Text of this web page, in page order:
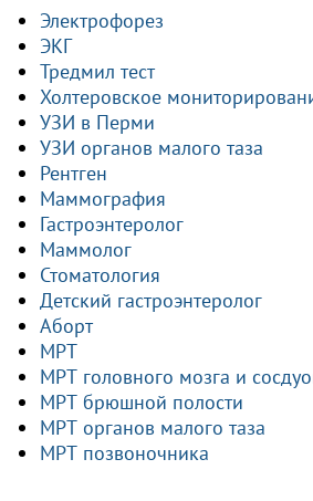
Электрофорез
ЭКГ
Тредмил тест
Холтеровское
УЗИ в Перми
УЗИ органов малого таза
Рентген
Маммография
Гастроэнтеролог
Маммолог
Стоматология
Детский гастроэнтеролог
Аборт
МРТ
МРТ головного мозга и
МРТ брюшной полости
МРТ органов малого таза
МРТ позвоночника